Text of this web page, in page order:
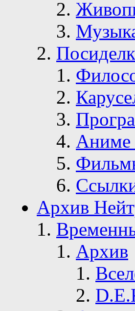
Аниме
Архив
Архив